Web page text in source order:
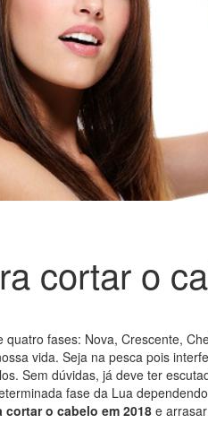
cortar o
fases: Nova, Crescente,
vida. Seja na pesca pois
Sem dúvidas, já deve ter
fase da Lua
cortar o cabelo em 2018 e